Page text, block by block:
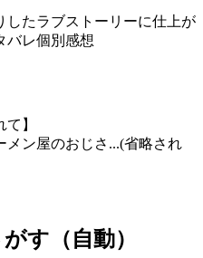
したラブストーリーに仕上が
バレ個別感想
】
ン屋のおじさ...(省略され
す（自動）